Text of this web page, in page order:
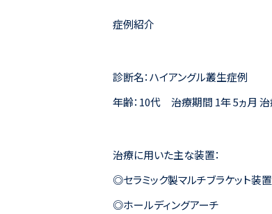
症例紹介
診断名：ハイアングル叢生症例
年齢：10代 治療期間 1年 5ヵ月 治
治療に用いた主な装置：
◎セラミック製マルチブラケット装置
◎ホールディングアーチ